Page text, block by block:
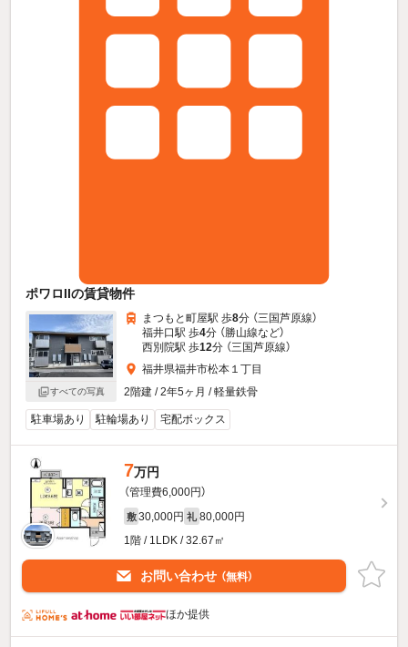
ポワロIIの賃貸物件
すべての写真
まつもと町屋駅 歩8分 （三国芦原線）
福井口駅 歩4分 （勝山線など）
西別院駅 歩12分 （三国芦原線）
福井県福井市松本１丁目
2階建 / 2年5ヶ月 / 軽量鉄骨
駐車場あり 駐輪場あり 宅配ボックス
7万円
（管理費6,000円）
敷 30,000円 礼 80,000円
1階 / 1LDK / 32.67㎡
お問い合わせ （無料）
ほか提供